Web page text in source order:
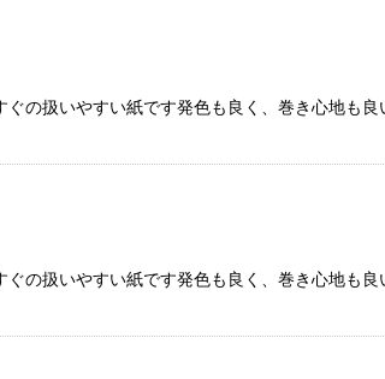
扱いやすい紙です発色も良く、巻き心地も
扱いやすい紙です発色も良く、巻き心地も